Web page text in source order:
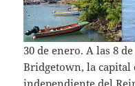
30 de enero. A las 8
Bridgetown, la capital
independiente del